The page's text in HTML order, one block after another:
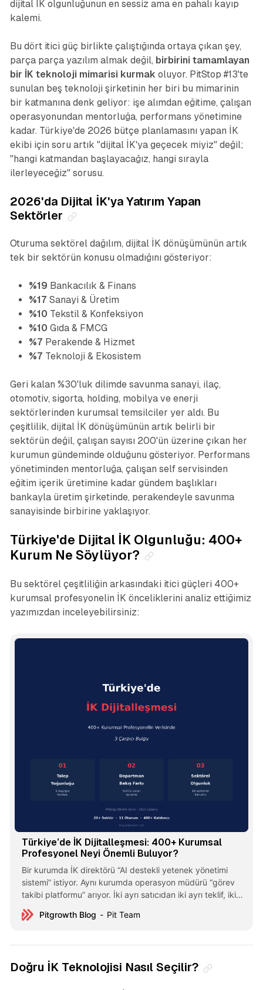
dijital İK olgunluğunun en sessiz ama en pahalı kayıp
kalemi.
Bu dört itici güç birlikte çalıştığında ortaya çıkan şey,
parça parça yazılım almak değil, birbirini tamamlayan
bir İK teknoloji mimarisi kurmak oluyor. PitStop #13'te
sunulan beş teknoloji şirketinin her biri bu mimarinin
bir katmanına denk geliyor: işe alımdan eğitime, çalışan
operasyonundan mentorluğa, performans yönetimine
kadar. Türkiye'de 2026 bütçe planlamasını yapan İK
ekibi için soru artık "dijital İK'ya geçecek miyiz" değil;
"hangi katmandan başlayacağız, hangi sırayla
ilerleyeceğiz" sorusu.
2026'da Dijital İK'ya Yatırım Yapan
Sektörler
Oturuma sektörel dağılım, dijital İK dönüşümünün artık
tek bir sektörün konusu olmadığını gösteriyor:
%19 Bankacılık & Finans
%17 Sanayi & Üretim
%10 Tekstil & Konfeksiyon
%10 Gıda & FMCG
%7 Perakende & Hizmet
%7 Teknoloji & Ekosistem
Geri kalan %30'luk dilimde savunma sanayi, ilaç,
otomotiv, sigorta, holding, mobilya ve enerji
sektörlerinden kurumsal temsilciler yer aldı. Bu
çeşitlilik, dijital İK dönüşümünün artık belirli bir
sektörün değil, çalışan sayısı 200'ün üzerine çıkan her
kurumun gündeminde olduğunu gösteriyor. Performans
yönetiminden mentorluğa, çalışan self servisinden
eğitim içerik üretimine kadar gündem başlıkları
bankayla üretim şirketinde, perakendeyle savunma
sanayisinde birbirine yaklaşıyor.
Türkiye'de Dijital İK Olgunluğu: 400+
Kurum Ne Söylüyor?
Bu sektörel çeşitliliğin arkasındaki itici güçleri 400+
kurumsal profesyonelin İK önceliklerini analiz ettiğimiz
yazımızdan inceleyebilirsiniz:
Türkiye’de İK Dijitalleşmesi: 400+ Kurumsal
Profesyonel Neyi Önemli Buluyor?
Bir kurumda İK direktörü “AI destekli yetenek yönetimi
sistemi” istiyor. Aynı kurumda operasyon müdürü “görev
takibi platformu” arıyor. İki ayrı satıcıdan iki ayrı teklif, iki
ayrı bütçe, iki ayrı pilot uygulama. Bu manzara Türkiye’de
bir istisna değil. 400+ kurumsal profesyonelin verisinde bu
Pitgrowth Blog Pit Team
Doğru İK Teknolojisi Nasıl Seçilir?